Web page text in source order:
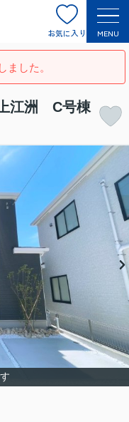
お気に入り MENU
ました。
江洲 C号棟